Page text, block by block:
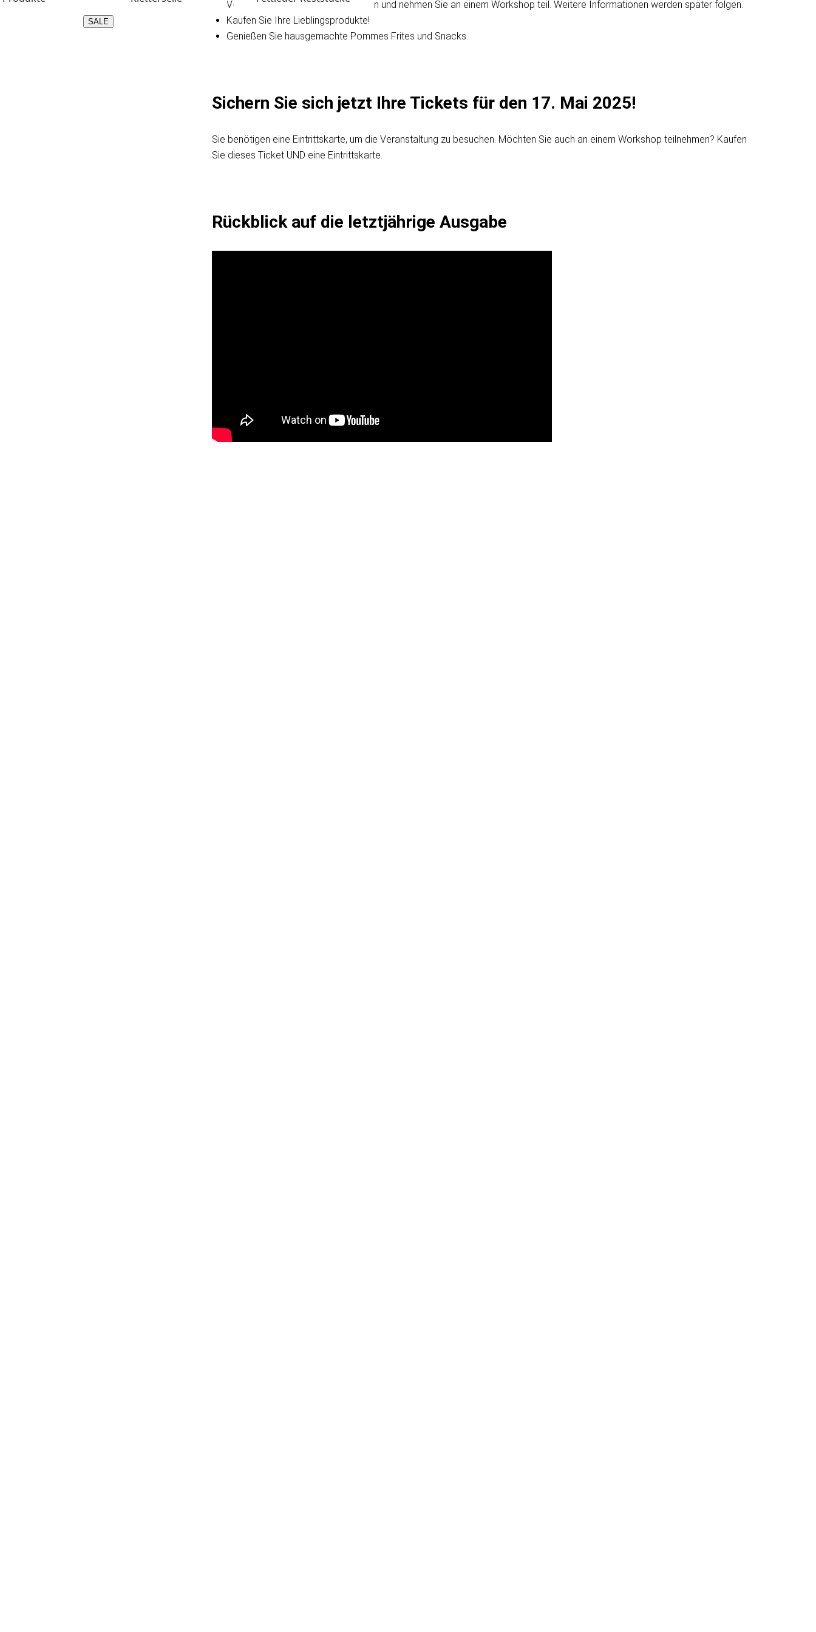
SALE
Verfolgen Sie Live-Demonstrationen und nehmen Sie an einem Workshop teil. Weitere Informationen werden später folgen.
Kaufen Sie Ihre Lieblingsprodukte!
Genießen Sie hausgemachte Pommes Frites und Snacks.
Sichern Sie sich jetzt Ihre Tickets für den 17. Mai 2025!
Sie benötigen eine Eintrittskarte, um die Veranstaltung zu besuchen. Möchten Sie auch an einem Workshop teilnehmen? Kaufen
Sie dieses Ticket UND eine Eintrittskarte.
Rückblick auf die letztjährige Ausgabe